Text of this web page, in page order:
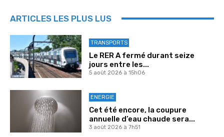
ARTICLES LES PLUS LUS
TRANSPORTS
Le RER A fermé durant seize
jours entre les...
5 août 2026 à 15h06
ENERGIE
Cet été encore, la coupure
annuelle d’eau chaude sera...
3 août 2026 à 7h51